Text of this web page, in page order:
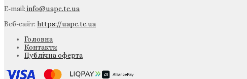
E-mail:info@uapc.te.ua
Веб-сайт: https://uapc.te.ua
Головна
Контакти
Публічна оферта